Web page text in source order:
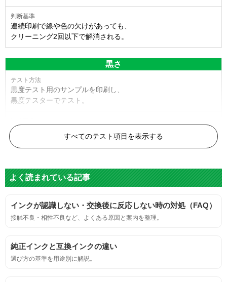
連続印刷で線や色の欠けがあっても、
クリーニング2回以下で解消される。
黒さ
黒度テスト用のサンプルを印刷し、
黒度テスターでテスト。
黒度の技術基準に適合する。
標準カラーサンプルを印刷する。
鮮やか、リアル、彩度、シャープなど、
におい
すべてのテスト項目を表示する
よく読まれている記事
インクが認識しない・交換後に反応しない時の対処（FAQ）
接触不良・相性不良など、よくある原因と案内を整理。
純正インクと互換インクの違い
選び方の基準を用途別に解説。